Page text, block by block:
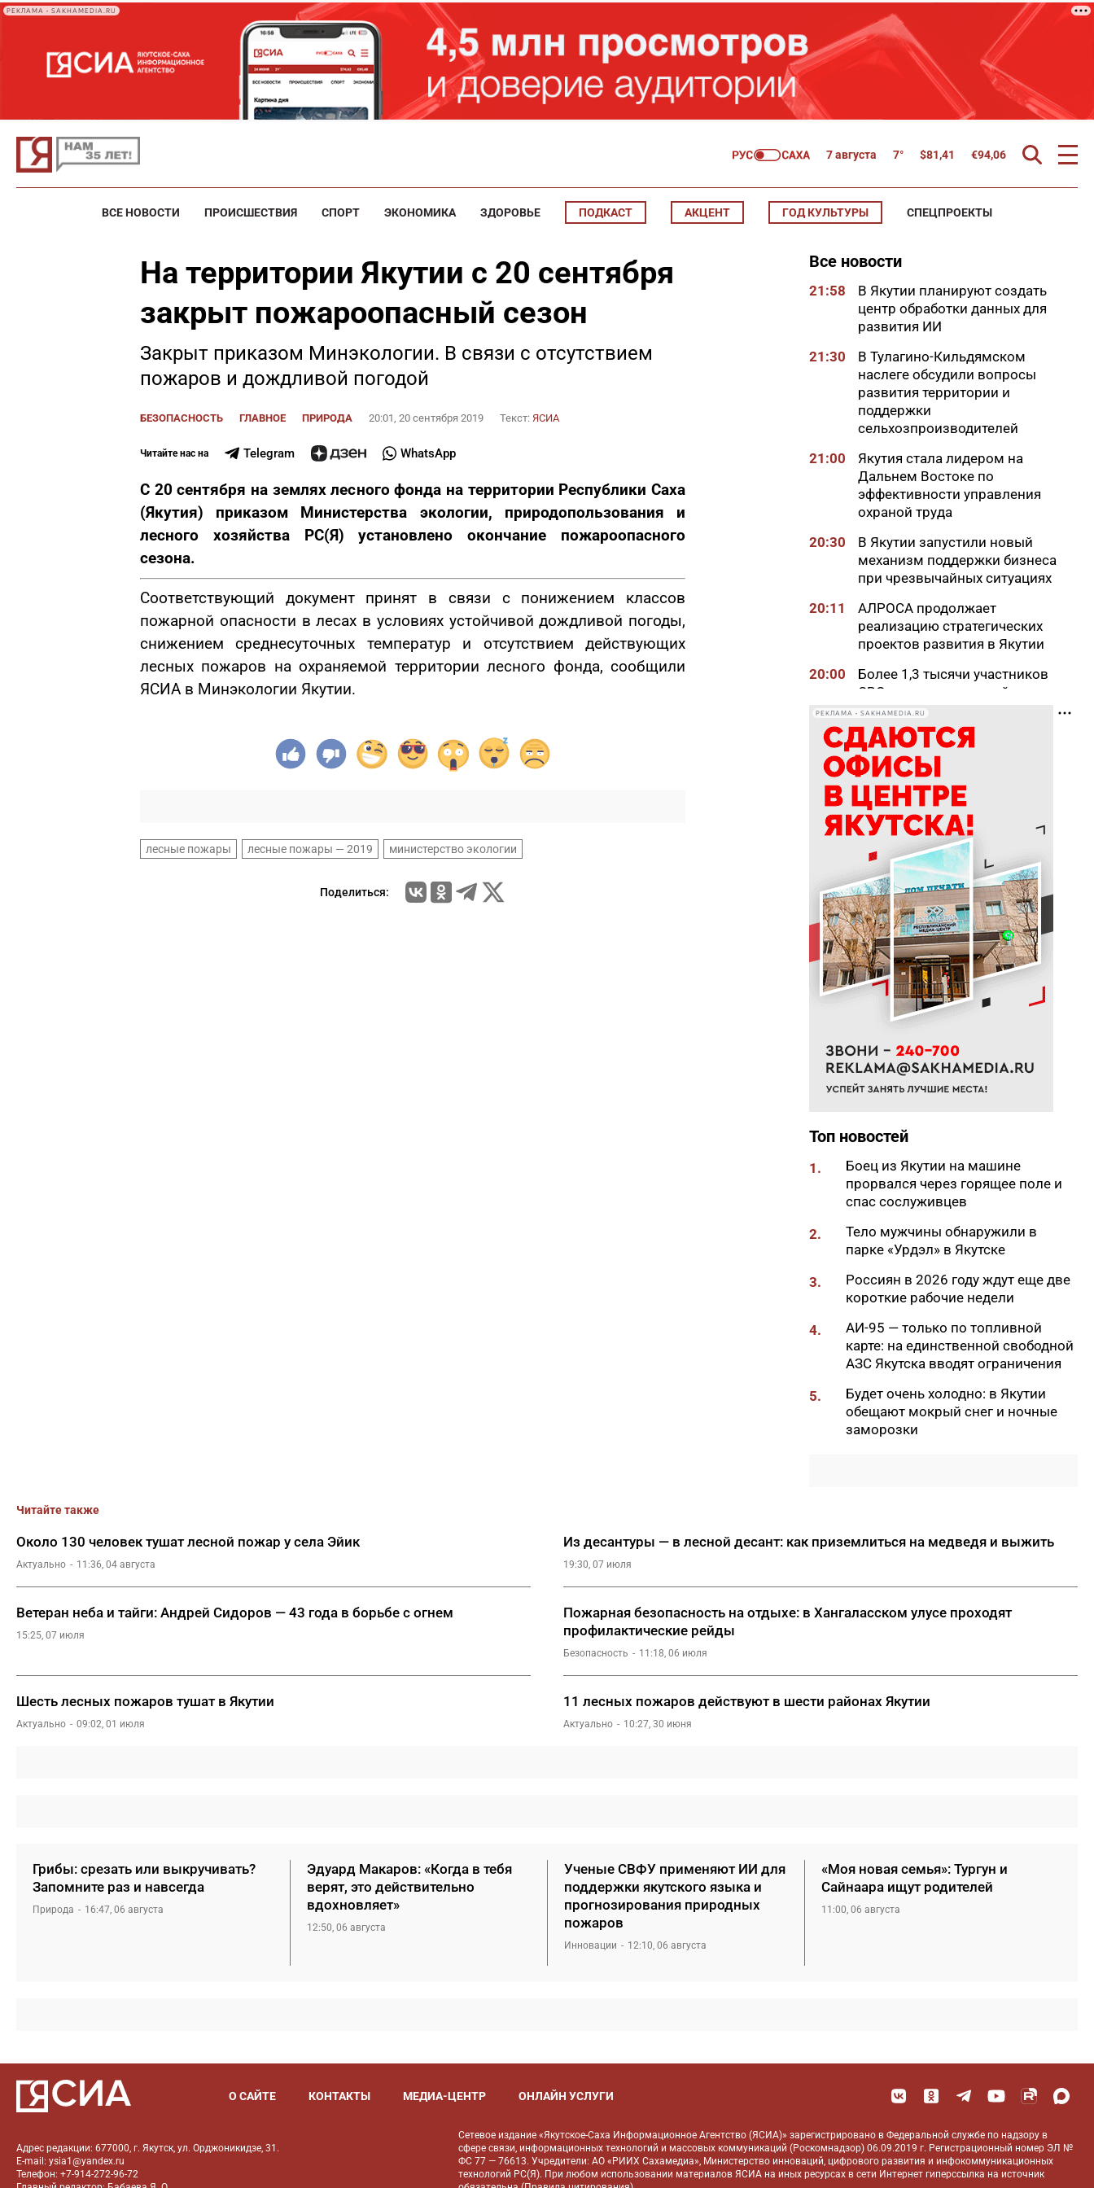
РЕКЛАМА • SAKHAMEDIA.RU
7 августа 7° $81,41 €94,06
ВСЕ НОВОСТИ ПРОИСШЕСТВИЯ СПОРТ ЭКОНОМИКА ЗДОРОВЬЕ ПОДКАСТ АКЦЕНТ ГОД КУЛЬТУРЫ СПЕЦПРОЕКТЫ
На территории Якутии с 20 сентября
закрыт пожароопасный сезон
Закрыт приказом Минэкологии. В связи с отсутствием
пожаров и дождливой погодой
БЕЗОПАСНОСТЬ ГЛАВНОЕ ПРИРОДА 20:01, 20 сентября 2019 Текст: ЯСИА
Читайте нас на Telegram WhatsApp
С 20 сентября на землях лесного фонда на территории Республики Саха
(Якутия) приказом Министерства экологии, природопользования и
лесного хозяйства РС(Я) установлено окончание пожароопасного
сезона.
Соответствующий документ принят в связи с понижением классов
пожарной опасности в лесах в условиях устойчивой дождливой погоды,
снижением среднесуточных температур и отсутствием действующих
лесных пожаров на охраняемой территории лесного фонда, сообщили
ЯСИА в Минэкологии Якутии.
лесные пожары лесные пожары — 2019 министерство экологии
Поделиться:
Все новости
21:58
В Якутии планируют создать
центр обработки данных для
развития ИИ
21:30
В Тулагино-Кильдямском
наслеге обсудили вопросы
развития территории и
поддержки
сельхозпроизводителей
21:00
Якутия стала лидером на
Дальнем Востоке по
эффективности управления
охраной труда
20:30
В Якутии запустили новый
механизм поддержки бизнеса
при чрезвычайных ситуациях
20:11
АЛРОСА продолжает
реализацию стратегических
проектов развития в Якутии
20:00
Более 1,3 тысячи участников
СВО и членов их семей
получили земельные участки
в Якутии
19:50
76% якутян заранее
предупреждают работодателя
об увольнении
19:25
Новый аэропорт в Мирном
планируется ввести в
эксплуатацию в 2027 году
19:00
В Якутии работает пилотный
проект «Маршрут заботы» для
пациентов после выписки
18:47
В Якутии стартовал
молодежный Суглан коренных
малочисленных народов
Севера
65% от годового плана сырого
молока
спецтехники в зоне СВО
18:22
В АЗС Южной Якутии ситуация
стабилизируется
игра от якутских
разработчиков
18:01
85-квартирный дом в
Октемцах сдадут в конце
августа
Минздрав Якутии: раннее
выявление гепатита С
позволяет предотвратить
осложнения
В Таттинском районе в село
открытые квалификации во
17:15
ООО «Транснефть – Восток»
общине
топливом
РЕКЛАМА • SAKHAMEDIA.RU
Топ новостей
1.
Боец из Якутии на машине
прорвался через горящее поле и
спас сослуживцев
2.
Тело мужчины обнаружили в
парке «Урдэл» в Якутске
3.
Россиян в 2026 году ждут еще две
короткие рабочие недели
4.
АИ-95 — только по топливной
карте: на единственной свободной
АЗС Якутска вводят ограничения
5.
Будет очень холодно: в Якутии
обещают мокрый снег и ночные
заморозки
Читайте также
Около 130 человек тушат лесной пожар у села Эйик
Актуально 11:36, 04 августа
Из десантуры — в лесной десант: как приземлиться на медведя и выжить
19:30, 07 июля
Ветеран неба и тайги: Андрей Сидоров — 43 года в борьбе с огнем
15:25, 07 июля
Пожарная безопасность на отдыхе: в Хангаласском улусе проходят
профилактические рейды
Безопасность 11:18, 06 июля
Шесть лесных пожаров тушат в Якутии
Актуально 09:02, 01 июля
11 лесных пожаров действуют в шести районах Якутии
Актуально 10:27, 30 июня
Грибы: срезать или выкручивать?
Запомните раз и навсегда
Природа 16:47, 06 августа
Эдуард Макаров: «Когда в тебя
верят, это действительно
вдохновляет»
12:50, 06 августа
Ученые СВФУ применяют ИИ для
поддержки якутского языка и
прогнозирования природных
пожаров
Инновации 12:10, 06 августа
«Моя новая семья»: Тургун и
Сайнаара ищут родителей
11:00, 06 августа
О САЙТЕ КОНТАКТЫ МЕДИА-ЦЕНТР ОНЛАЙН УСЛУГИ
Адрес редакции: 677000, г. Якутск, ул. Орджоникидзе, 31.
E-mail: ysia1@yandex.ru
Телефон: +7-914-272-96-72
Сетевое издание «Якутское-Саха Информационное Агентство (ЯСИА)» зарегистрировано в Федеральной службе по надзору в
сфере связи, информационных технологий и массовых коммуникаций (Роскомнадзор) 06.09.2019 г. Регистрационный номер ЭЛ №
ФС 77 — 76613. Учредители: АО «РИИХ Сахамедиа», Министерство инноваций, цифрового развития и инфокоммуникационных
технологий РС(Я). При любом использовании материалов ЯСИА на иных ресурсах в сети Интернет гиперссылка на источник